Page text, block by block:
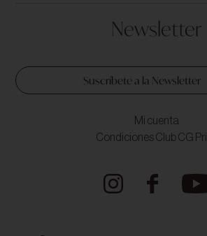
Newsletter
Suscríbete a la Newsletter
Mi cuenta
Condiciones Club CG